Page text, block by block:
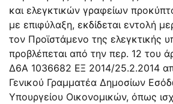
και ελεγκτικών γραφείων
με επιφύλαξη, εκδίδεται εντολή
τον Προϊστάμενο της ελεγκτικής
προβλέπεται από την περ. 12 του
Δ6Α 1036682 ΕΞ 2014/25.2.2014
Γενικού Γραμματέα Δημοσίων
Υπουργείου Οικονομικών, όπως